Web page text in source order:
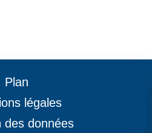
Plan
légales
des données